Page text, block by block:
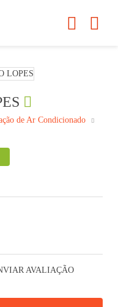
de Ar Condicionado
AVALIAÇÃO